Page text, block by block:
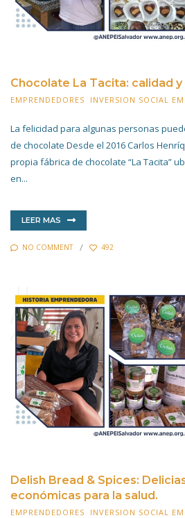
Chocolate La Tacita: calidad
EMPRENDEDORES INVERSION SOCIAL
La felicidad para algunas personas
de chocolate Desde el 2016 Carlos
propia fábrica de chocolate “La Tacita”
en...
LEER MAS
NO COMMENT 492
Delish Bread & Spices:
económicas para la salud.
EMPRENDEDORES INVERSION SOCIAL